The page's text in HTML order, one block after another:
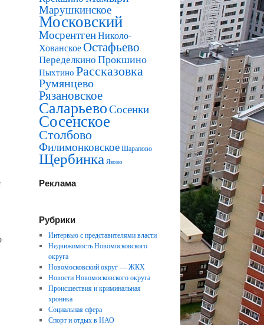
Марушкинское
Московский
МосрентгенНиколо-
ХованскоеОстафьево
ПеределкиноПрокшино
Пыхтино Рассказовка
Румянцево
Рязановское
СаларьевоСосенки
Сосенское
Столбово
ФилимонковскоеШарапово
Щербинка Язово
Реклама
Рубрики
Интервью с представителями власти
Недвижимость Новомосковского
округа
Новомосковский округ — ЖКХ
Новости Новомосковского округа
Происшествия и криминальная
хроника
Социальная сфера
Спорт и отдых в НАО